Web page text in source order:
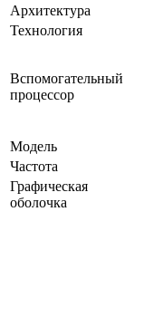
Архитектура
Технология
Вспомогательный
процессор
Модель
Частота
Графическая
оболочка